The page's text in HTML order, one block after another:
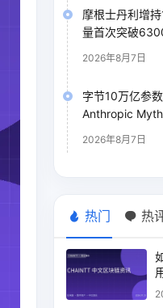
摩根士丹利增
量首次突破
2026年8月7日
字节10万亿参
Anthropic
2026年8月7日
热门 热